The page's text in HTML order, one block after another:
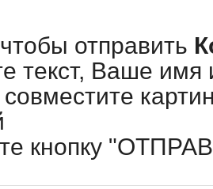
отправить
текст, Ваше имя
кнопку